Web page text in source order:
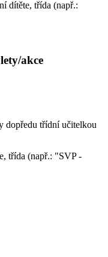
dítěte, třída (např.:
akce
dopředu třídní učitelkou
třída (např.: "SVP -